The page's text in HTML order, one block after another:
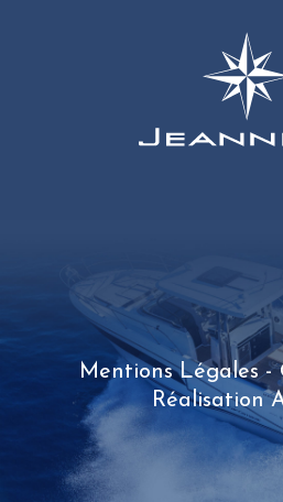
Mentions Légales-
Réalisation